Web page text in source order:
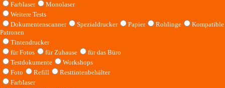
Farblaser
Monolaser
Weitere Tests
Dokumentenscanner
Spezialdrucker Papier Rohlinge
Kompatible
Patronen
Tintendrucker
für Fotos
für Zuhause
für das Büro
Testdokumente
Workshops
Foto
Refill
Resttintenbehälter
Farblaser